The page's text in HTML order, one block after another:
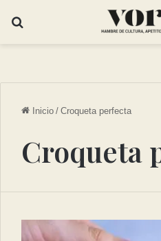
Inicio / Croqueta perfecta
Croqueta